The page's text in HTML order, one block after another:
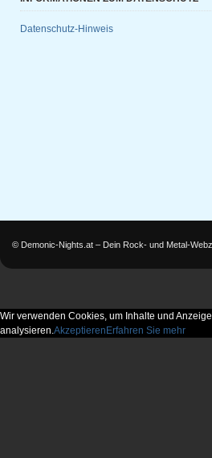
Datenschutz-Hinweis
© Demonic-Nights.at – Dein Rock- und Metal-
Wir verwenden Cookies, um Inhalte und
analysieren.Akzeptieren Erfahren Sie mehr